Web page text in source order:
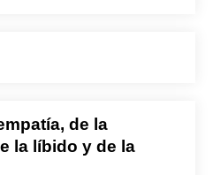
de la
la líbido y de la